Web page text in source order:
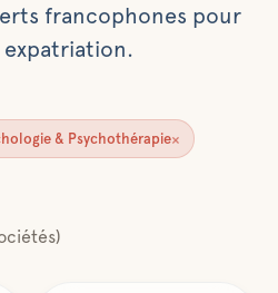
francophones pour
& Psychothérapie×